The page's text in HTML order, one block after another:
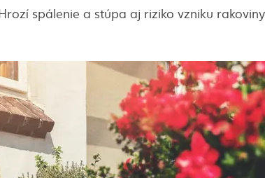
spálenie a stúpa aj riziko vzniku